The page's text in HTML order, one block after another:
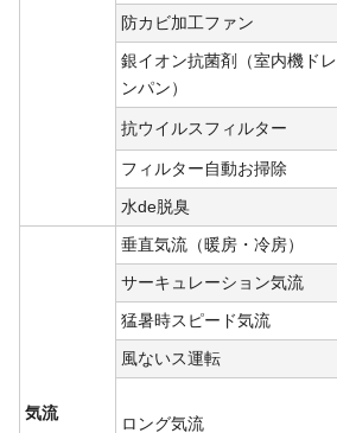
防カビ加工ファン
銀イオン抗菌剤（室内機ドレ
ンパン）
抗ウイルスフィルター
フィルター自動お掃除
水de脱臭
気流
垂直気流（暖房・冷房）
サーキュレーション気流
猛暑時スピード気流
風ないス運転
ロング気流